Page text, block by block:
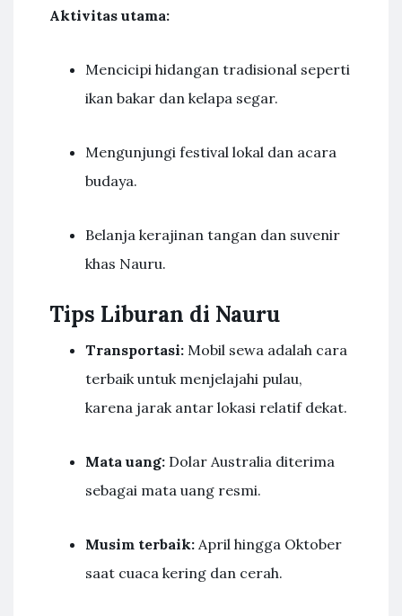
Aktivitas utama:
Mencicipi hidangan tradisional seperti
ikan bakar dan kelapa segar.
Mengunjungi festival lokal dan acara
budaya.
Belanja kerajinan tangan dan suvenir
khas Nauru.
Tips Liburan di Nauru
Transportasi: Mobil sewa adalah cara
terbaik untuk menjelajahi pulau,
karena jarak antar lokasi relatif dekat.
Mata uang: Dolar Australia diterima
sebagai mata uang resmi.
Musim terbaik: April hingga Oktober
saat cuaca kering dan cerah.